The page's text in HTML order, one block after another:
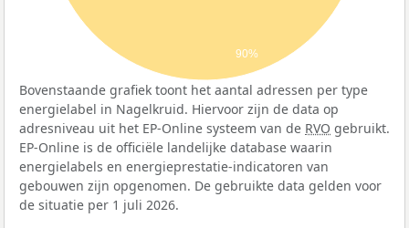
90%
Bovenstaande grafiek toont het aantal adressen per type
energielabel in Nagelkruid. Hiervoor zijn de data op
adresniveau uit het EP-Online systeem van de RVO gebruikt.
EP-Online is de officiële landelijke database waarin
energielabels en energieprestatie-indicatoren van
gebouwen zijn opgenomen. De gebruikte data gelden voor
de situatie per 1 juli 2026.